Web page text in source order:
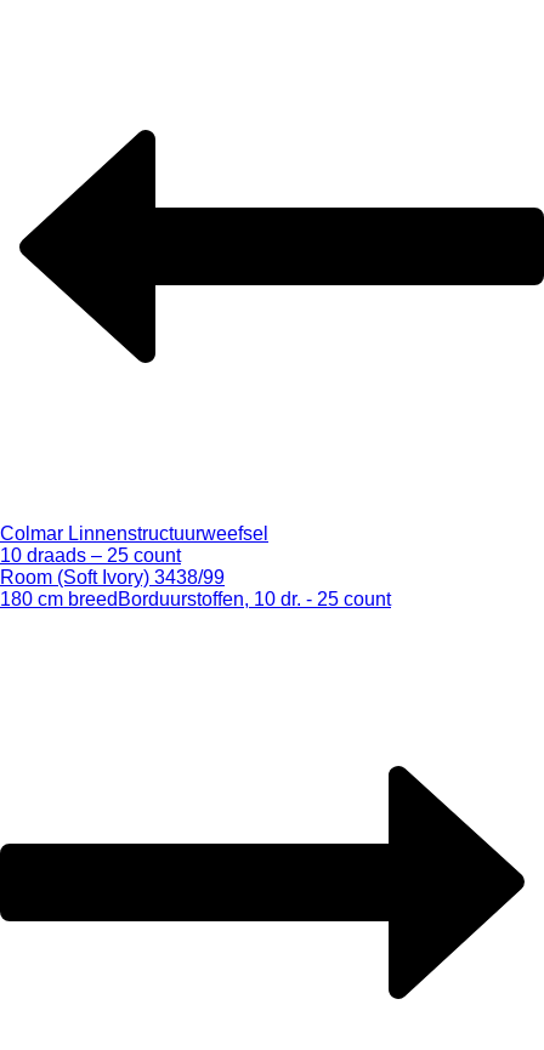
Colmar Linnenstructuurweefsel
10 draads – 25 count
Room (Soft Ivory) 3438/99
180 cm breed Borduurstoffen, 10 dr. - 25 count